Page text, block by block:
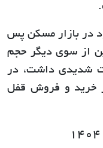
در بازار مسکن پس
از سوی دیگر حجم
شدیدی داشت، در
خرید و فروش قفل